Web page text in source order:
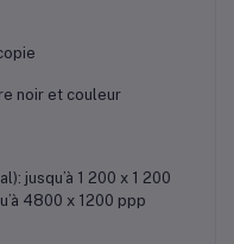
noir et couleur
jusqu’à 1 200 x 1 200
4800 x 1200 ppp